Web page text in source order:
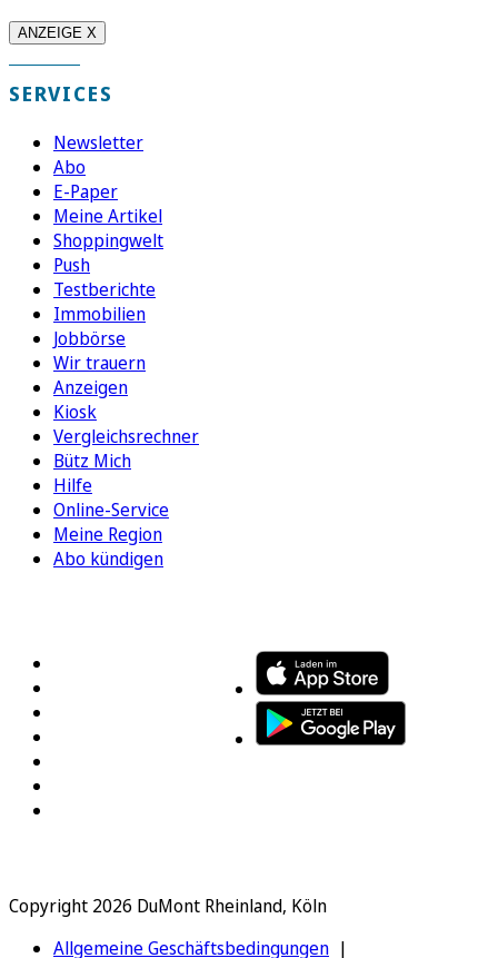
ANZEIGE X
SERVICES
Newsletter
Abo
E-Paper
Meine Artikel
Shoppingwelt
Push
Testberichte
Immobilien
Jobbörse
Wir trauern
Anzeigen
Kiosk
Vergleichsrechner
Bütz Mich
Hilfe
Online-Service
Meine Region
Abo kündigen
Copyright 2026 DuMont Rheinland, Köln
Allgemeine Geschäftsbedingungen